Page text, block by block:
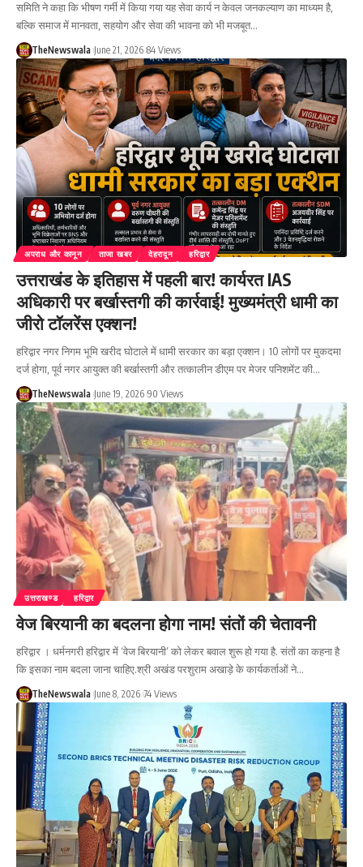
समिति ने कहा कि भीषण गर्मी में किया गया यह सेवा कार्य न केवल जनकल्याण का माध्यम है,
बल्कि समाज में मानवता, सहयोग और सेवा की भावना को भी मजबूत…
TheNewswala June 21, 2026 84 Views
अपराध और कानून ताजा खबर देहरादून हरिद्वार
उत्तराखंड के इतिहास में पहली बार! कार्यरत IAS
अधिकारी पर बर्खास्तगी की कार्रवाई! मुख्यमंत्री धामी का
जीरो टॉलरेंस एक्शन!
हरिद्वार नगर निगम भूमि खरीद घोटाले में धामी सरकार का बड़ा एक्शन। 10 लोगों पर मुकदमा
दर्ज होगा, पूर्व नगर आयुक्त की बर्खास्तगी और तत्कालीन डीएम पर मेजर पनिशमेंट की…
TheNewswala June 19, 2026 90 Views
उत्तराखण्ड हरिद्वार
वेज बिरयानी का बदलना होगा नाम! संतों की चेतावनी
हरिद्वार । धर्मनगरी हरिद्वार में ‘वेज बिरयानी’ को लेकर बवाल शुरू हो गया है. संतों का कहना है
कि इसका नाम बदला जाना चाहिए.श्री अखंड परशुराम अखाड़े के कार्यकर्ताओं ने…
TheNewswala June 8, 2026 74 Views